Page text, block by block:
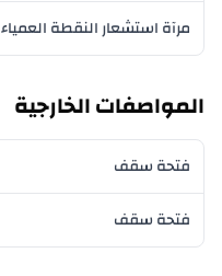
مرآة استشعار النقطة العمياء
المواصفات الخارجية
فتحة سقف
فتحة سقف